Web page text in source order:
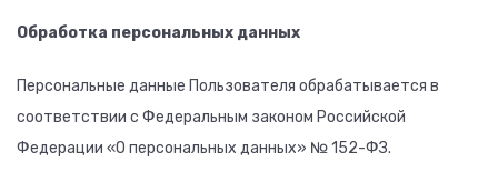
Обработка персональных данных
Персональные данные Пользователя обрабатывается в
соответствии с Федеральным законом Российской
Федерации «О персональных данных» № 152-ФЗ.